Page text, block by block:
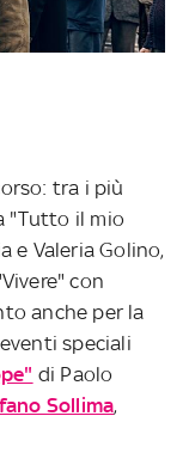
tra i più
"Tutto il mio
e Valeria Golino,
con
anche per la
speciali
di Paolo
Sollima,